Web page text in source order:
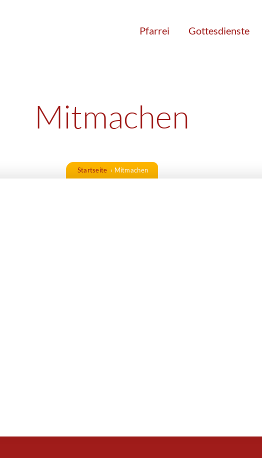
Pfarrei Gottesdienste
Mitmachen
Startseite › Mitmachen